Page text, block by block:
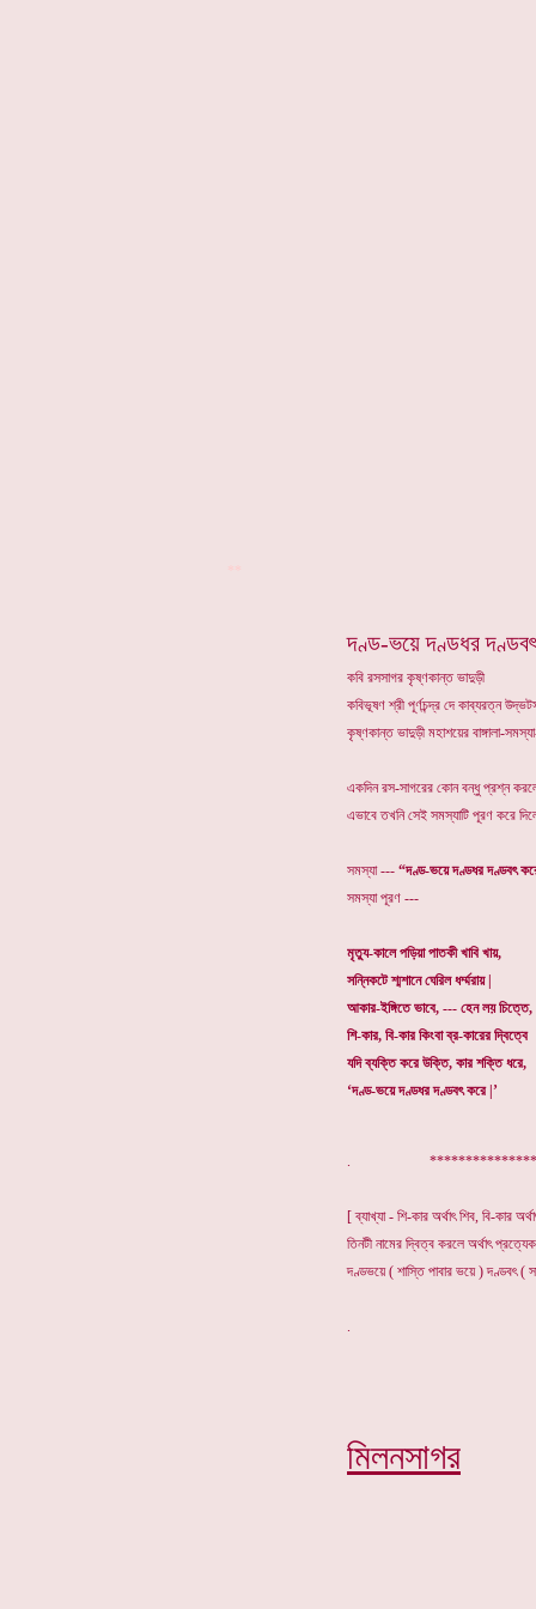
.
[ ব্যাখ্যা - শি-কার অর্থাৎ শিব, বি-কার
তিনটী নামের দ্বিত্ব করলে অর্থাৎ
দণ্ডভয়ে ( শাস্তি পাবার ভয়ে ) দণ্ডবৎ (
মিলনসাগর
দণ্ড-ভয়ে দণ্ডধর
কবি রসসাগর কৃষ্ণকান্ত ভাদুড়ী
কবিভূষণ শ্রী পূর্ণচন্দ্র দে কাব্যরত্ন
কৃষ্ণকান্ত ভাদুড়ী মহাশয়ের বাঙ্গালা-
একদিন রস-সাগরের কোন বন্ধু প্রশ্ন
এভাবে তখনি সেই সমস্যাটি পূরণ করে
সমস্যা --- “দণ্ড-ভয়ে দণ্ডধর দণ্ডবৎ
সমস্যা পূরণ ---
মৃত্যু-কালে পড়িয়া পাতকী খাবি খায়,
সন্নিকটে শ্মশানে ঘেরিল ধর্ম্মরায় |
আকার-ইঙ্গিতে ভাবে, --- হেন লয় চিত্তে,
শি-কার, বি-কার কিংবা ব্র-কারের দ্বিত্বে
যদি ব্যক্তি করে উক্তি, কার শক্তি ধরে,
‘দণ্ড-ভয়ে দণ্ডধর দণ্ডবৎ করে |’